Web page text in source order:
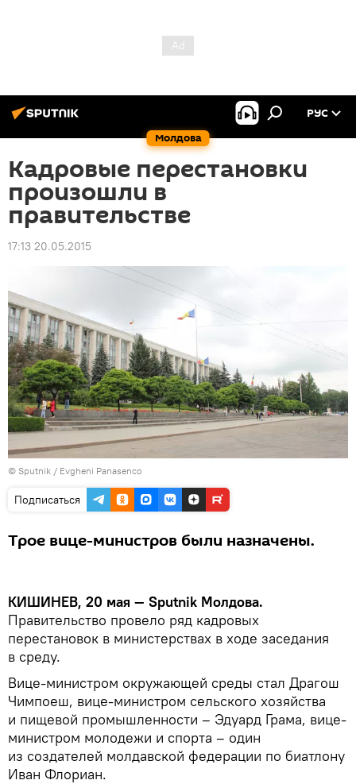
Молдова
РУС
Кадровые перестановки
произошли в
правительстве
17:13 20.05.2015
© Sputnik / Evgheni Panasenco
Подписаться
Трое вице-министров были назначены.
КИШИНЕВ, 20 мая — Sputnik Молдова.
Правительство провело ряд кадровых
перестановок в министерствах в ходе заседания
в среду.
Вице-министром окружающей среды стал Драгош
Чимпоеш, вице-министром сельского хозяйства
и пищевой промышленности – Эдуард Грама, вице-
министром молодежи и спорта – один
из создателей молдавской федерации по биатлону
Иван Флориан.